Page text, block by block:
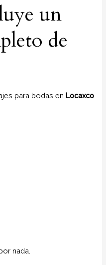
un
de
para bodas enLocaxco
nada.